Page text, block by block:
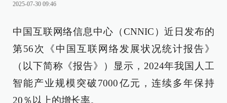
2025-07-30 09:46
中国互联网络信息中心（CNNIC）近日发布的
第56次《中国互联网络发展状况统计报告》
（以下简称《报告》）显示，2024年我国人工
智能产业规模突破7000亿元，连续多年保持
20％以上的增长率。